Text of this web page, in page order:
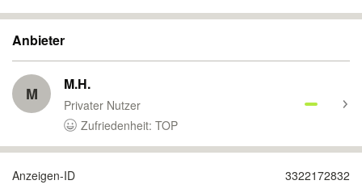
Anbieter
M M.H.
Privater Nutzer
Zufriedenheit: TOP
Anzeigen-ID 3322172832